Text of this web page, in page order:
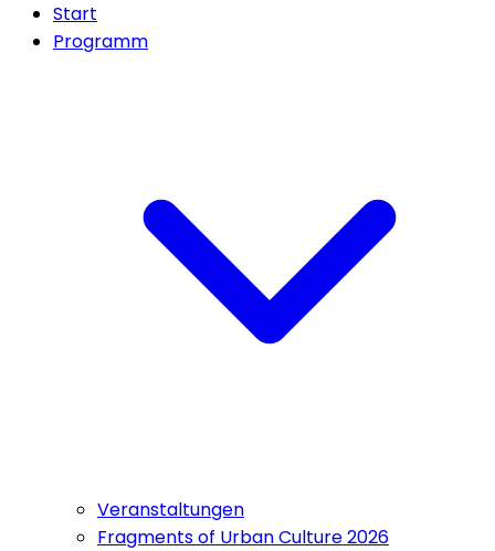
Start
Programm
Veranstaltungen
Fragments of Urban Culture 2026